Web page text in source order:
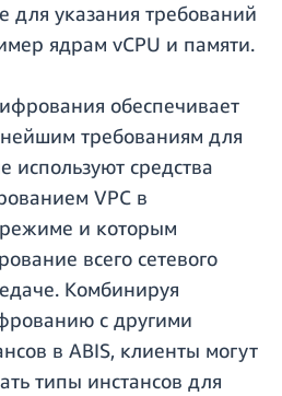
для указания требований
ядрам vCPU и памяти.
обеспечивает
требованиям для
используют средства
VPC в
и которым
всего сетевого
Комбинируя
с другими
в ABIS, клиенты могут
типы инстансов для